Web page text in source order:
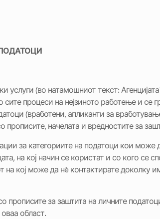
услуги (во натамошниот текст:
процеси на нејзиното работење и се
(вработени, апликанти за
прописите, начелата и вредностите за
за категориите на податоци кои може
на кој начин се користат и со кого се
на кој може да нè контактирате доколку
прописите за заштита на личните
област.